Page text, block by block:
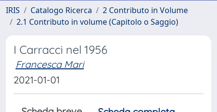
IRIS Catalogo Ricerca
2 Contributo in Volume
2.1 Contributo in volume (Capitolo o Saggio)
I Carracci nel 1956
Francesca Mari
2021-01-01